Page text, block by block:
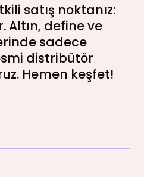
satış noktanız:
Altın, define ve
sadece
distribütör
Hemen keşfet!